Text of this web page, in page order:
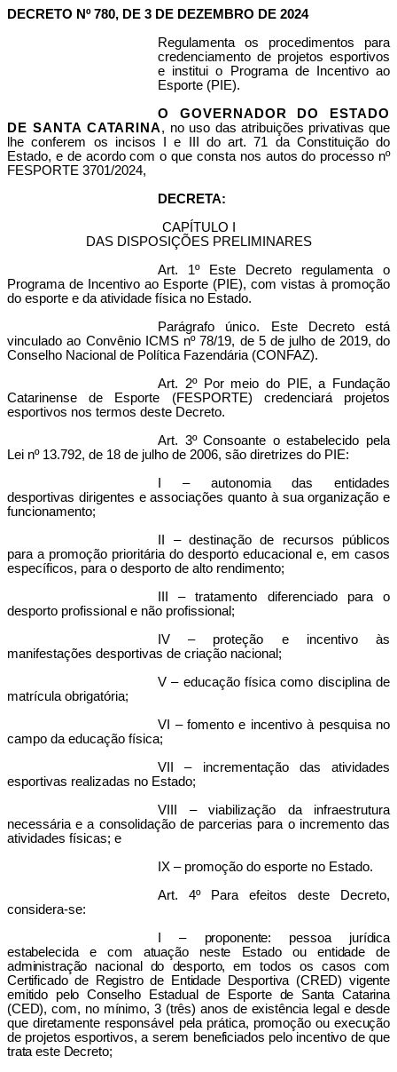
DECRETO Nº 780, DE 3 DE DEZEMBRO DE 2024
Regulamenta os procedimentos para
credenciamento de projetos esportivos
e institui o Programa de Incentivo ao
Esporte (PIE).
O GOVERNADOR DO ESTADO
DE SANTA CATARINA, no uso das atribuições privativas que
lhe conferem os incisos I e III do art. 71 da Constituição do
Estado, e de acordo com o que consta nos autos do processo nº
FESPORTE 3701/2024,
DECRETA:
CAPÍTULO I
DAS DISPOSIÇÕES PRELIMINARES
Art. 1º Este Decreto regulamenta o
Programa de Incentivo ao Esporte (PIE), com vistas à promoção
do esporte e da atividade física no Estado.
Parágrafo único. Este Decreto está
vinculado ao Convênio ICMS nº 78/19, de 5 de julho de 2019, do
Conselho Nacional de Política Fazendária (CONFAZ).
Art. 2º Por meio do PIE, a Fundação
Catarinense de Esporte (FESPORTE) credenciará projetos
esportivos nos termos deste Decreto.
Art. 3º Consoante o estabelecido pela
Lei nº 13.792, de 18 de julho de 2006, são diretrizes do PIE:
I – autonomia das entidades
desportivas dirigentes e associações quanto à sua organização e
funcionamento;
II – destinação de recursos públicos
para a promoção prioritária do desporto educacional e, em casos
específicos, para o desporto de alto rendimento;
III – tratamento diferenciado para o
desporto profissional e não profissional;
IV – proteção e incentivo às
manifestações desportivas de criação nacional;
V – educação física como disciplina de
matrícula obrigatória;
VI – fomento e incentivo à pesquisa no
campo da educação física;
VII – incrementação das atividades
esportivas realizadas no Estado;
VIII – viabilização da infraestrutura
necessária e a consolidação de parcerias para o incremento das
atividades físicas; e
IX – promoção do esporte no Estado.
Art. 4º Para efeitos deste Decreto,
considera-se:
I – proponente: pessoa jurídica
estabelecida e com atuação neste Estado ou entidade de
administração nacional do desporto, em todos os casos com
Certificado de Registro de Entidade Desportiva (CRED) vigente
emitido pelo Conselho Estadual de Esporte de Santa Catarina
(CED), com, no mínimo, 3 (três) anos de existência legal e desde
que diretamente responsável pela prática, promoção ou execução
de projetos esportivos, a serem beneficiados pelo incentivo de que
trata este Decreto;